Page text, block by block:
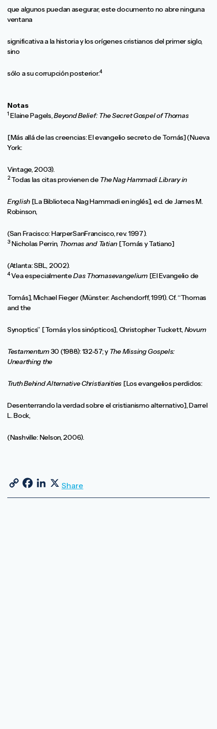
que algunos puedan asegurar, este documento no abre ninguna
ventana
significativa a la historia y los orígenes cristianos del primer siglo,
sino
sólo a su corrupción posterior.4
Notas
1 Elaine Pagels,Beyond Belief: The Secret Gospel of Thomas
[Más allá de las creencias: El evangelio secreto de Tomás] (Nueva
York:
Vintage, 2003).
2Todas las citas provienen deThe Nag Hammadi Library in
English [La Biblioteca Nag Hammadi en inglés], ed. de James M.
Robinson,
(San Fracisco: HarperSanFrancisco, rev. 1997).
3 Nicholas Perrin, Thomas and Tatian[Tomás y Tatiano]
(Atlanta: SBL, 2002).
4Vea especialmenteDas Thomasevangelium[El Evangelio de
Tomás], Michael Fieger (Münster: Aschendorff, 1991). Cf. “Thomas
and the
Synoptics” [Tomás y los sinópticos], Christopher Tuckett,Novum
Testamentum30 (1988): 132-57; y The Missing Gospels:
Unearthing the
Truth Behind Alternative Christianities [Los evangelios perdidos:
Desenterrando la verdad sobre el cristianismo alternativo], Darrel
L. Bock,
(Nashville: Nelson, 2006).
Copy Link
Facebook
LinkedIn
X
Share